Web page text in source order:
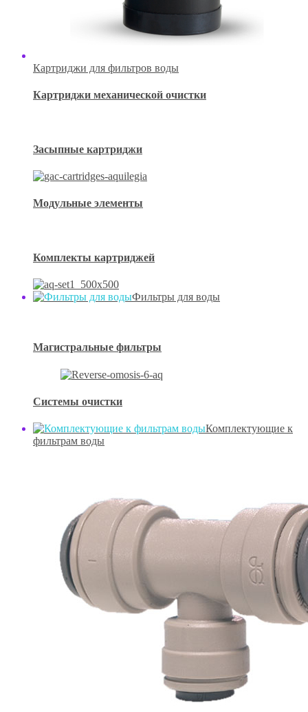
Картриджи для фильтров воды
Картриджи механической очистки
Засыпные картриджи
Модульные элементы
Комплекты картриджей
Фильтры для воды
Магистральные фильтры
Системы очистки
Комплектующие к
фильтрам воды